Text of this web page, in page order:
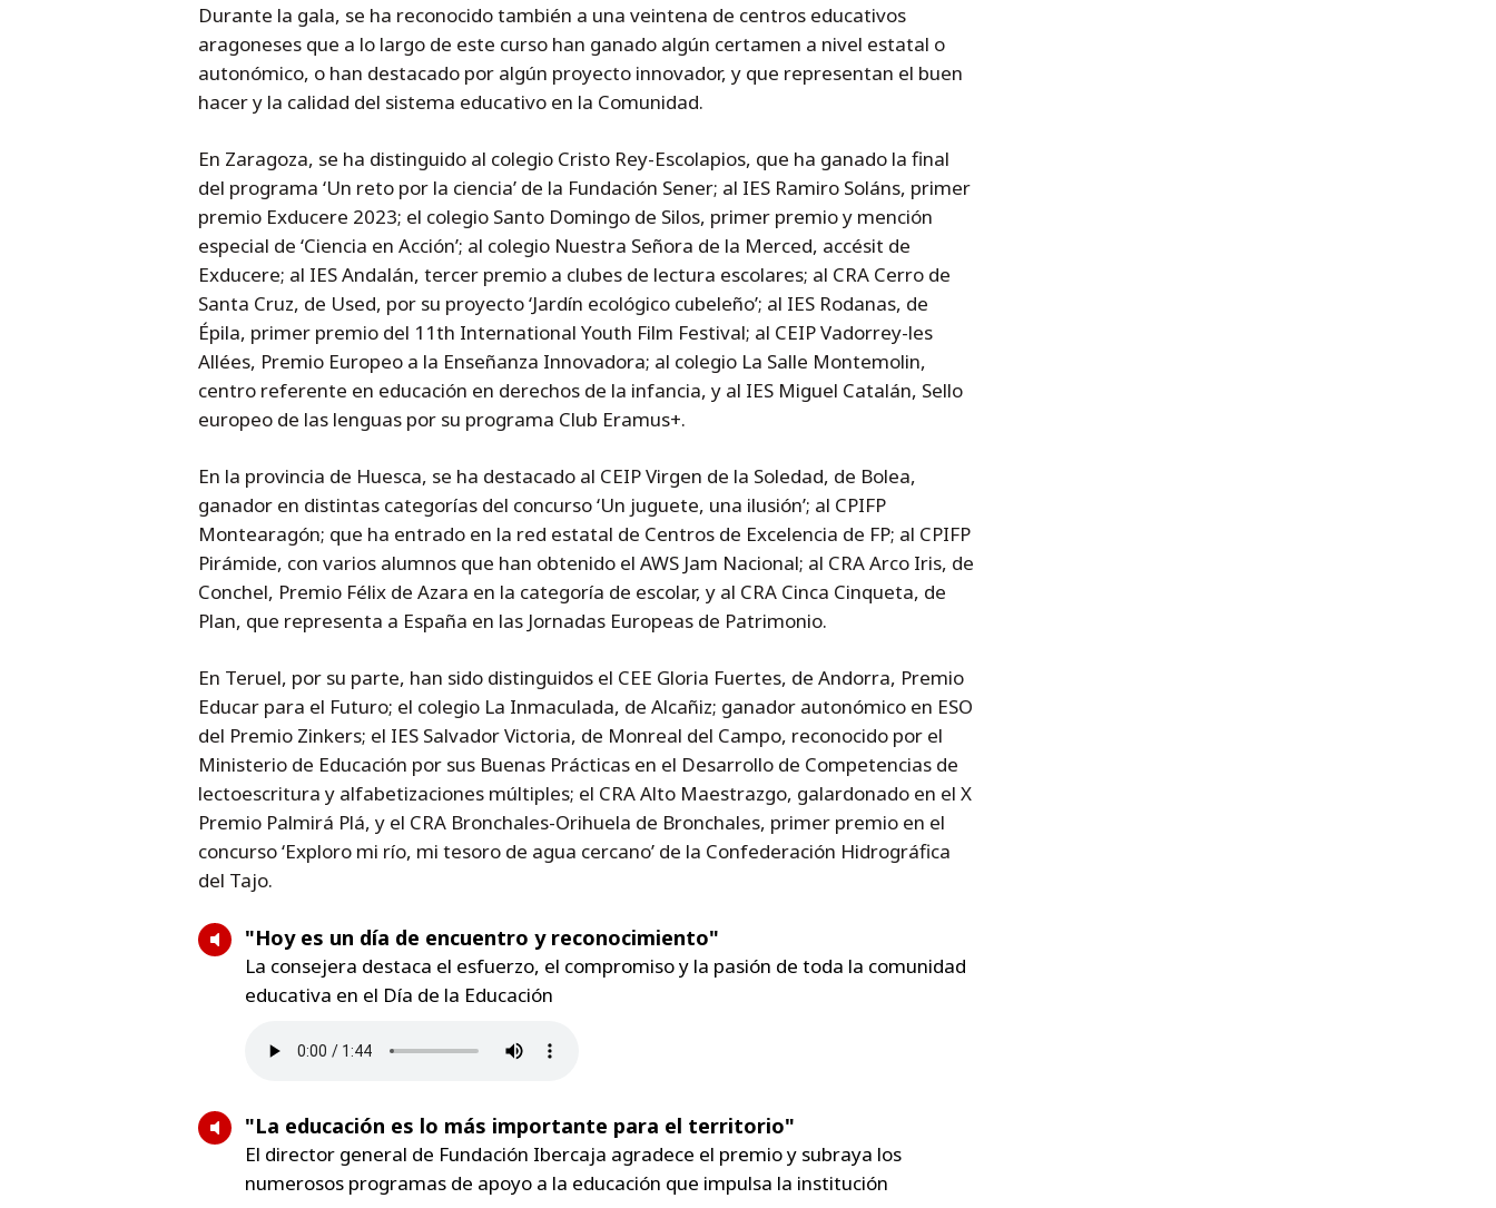
Durante la gala, se ha reconocido también a una veintena de centros educativos
aragoneses que a lo largo de este curso han ganado algún certamen a nivel estatal o
autonómico, o han destacado por algún proyecto innovador, y que representan el buen
hacer y la calidad del sistema educativo en la Comunidad.
En Zaragoza, se ha distinguido al colegio Cristo Rey-Escolapios, que ha ganado la final
del programa ‘Un reto por la ciencia’ de la Fundación Sener; al IES Ramiro Soláns, primer
premio Exducere 2023; el colegio Santo Domingo de Silos, primer premio y mención
especial de ‘Ciencia en Acción’; al colegio Nuestra Señora de la Merced, accésit de
Exducere; al IES Andalán, tercer premio a clubes de lectura escolares; al CRA Cerro de
Santa Cruz, de Used, por su proyecto ‘Jardín ecológico cubeleño’; al IES Rodanas, de
Épila, primer premio del 11th International Youth Film Festival; al CEIP Vadorrey-les
Allées, Premio Europeo a la Enseñanza Innovadora; al colegio La Salle Montemolin,
centro referente en educación en derechos de la infancia, y al IES Miguel Catalán, Sello
europeo de las lenguas por su programa Club Eramus+.
En la provincia de Huesca, se ha destacado al CEIP Virgen de la Soledad, de Bolea,
ganador en distintas categorías del concurso ‘Un juguete, una ilusión’; al CPIFP
Montearagón; que ha entrado en la red estatal de Centros de Excelencia de FP; al CPIFP
Pirámide, con varios alumnos que han obtenido el AWS Jam Nacional; al CRA Arco Iris, de
Conchel, Premio Félix de Azara en la categoría de escolar, y al CRA Cinca Cinqueta, de
Plan, que representa a España en las Jornadas Europeas de Patrimonio.
En Teruel, por su parte, han sido distinguidos el CEE Gloria Fuertes, de Andorra, Premio
Educar para el Futuro; el colegio La Inmaculada, de Alcañiz; ganador autonómico en ESO
del Premio Zinkers; el IES Salvador Victoria, de Monreal del Campo, reconocido por el
Ministerio de Educación por sus Buenas Prácticas en el Desarrollo de Competencias de
lectoescritura y alfabetizaciones múltiples; el CRA Alto Maestrazgo, galardonado en el X
Premio Palmirá Plá, y el CRA Bronchales-Orihuela de Bronchales, primer premio en el
concurso ‘Exploro mi río, mi tesoro de agua cercano’ de la Confederación Hidrográfica
del Tajo.
"Hoy es un día de encuentro y reconocimiento"
La consejera destaca el esfuerzo, el compromiso y la pasión de toda la comunidad
educativa en el Día de la Educación
"La educación es lo más importante para el territorio"
El director general de Fundación Ibercaja agradece el premio y subraya los
numerosos programas de apoyo a la educación que impulsa la institución